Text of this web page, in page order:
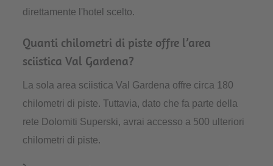
direttamente l'hotel scelto.
Quanti chilometri di piste offre l’area
sciistica Val Gardena?
La sola area sciistica Val Gardena offre circa 180
chilometri di piste. Tuttavia, dato che fa parte della
rete Dolomiti Superski, avrai accesso a 500 ulteriori
chilometri di piste.